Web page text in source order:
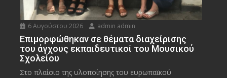
6 Αυγούστου 2026 admin admin
Eπιμορφώθηκαν σε θέματα διαχείρισης
του άγχους εκπαιδευτικοί του Μουσικού
Σχολείου
Στο πλαίσιο της υλοποίησης του ευρωπαϊκού